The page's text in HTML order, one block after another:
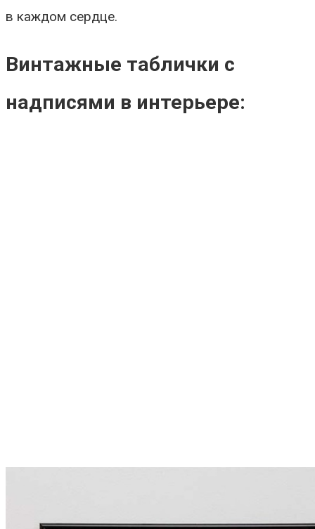
в каждом сердце.
Винтажные таблички с
надписями в интерьере: